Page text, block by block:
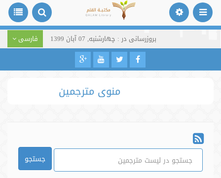
بروزرسانی در : چهارشنبه, 07 آبان 1399 فارسی
منوی مترجمین
جستجو